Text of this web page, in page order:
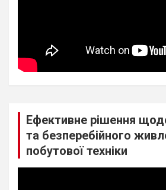
Ефективне рішення
та безперебійного
побутової техніки